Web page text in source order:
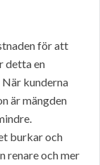
för att
detta en
kunderna
är mängden
burkar och
renare och mer